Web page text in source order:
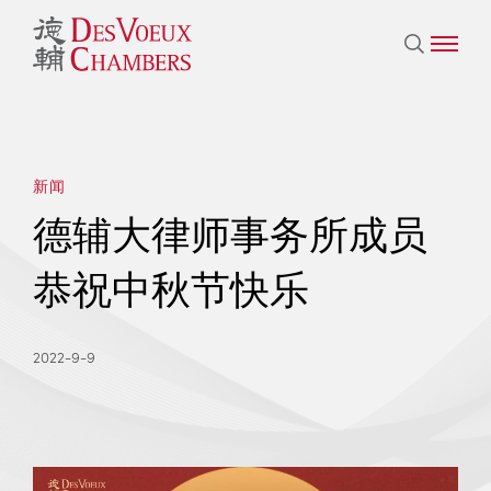
新闻
德辅大律师事务所成员
恭祝中秋节快乐
2022-9-9